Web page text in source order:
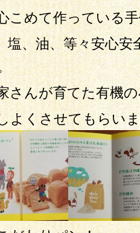
こめて作っている
塩、油、等々安心
さんが育てた有機
よくさせてもらい